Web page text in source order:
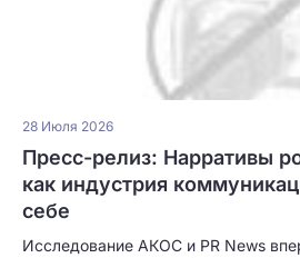
28 Июля 2026
Пресс-релиз: Нарративы
как индустрия
себе
Исследование АКОС и PR News